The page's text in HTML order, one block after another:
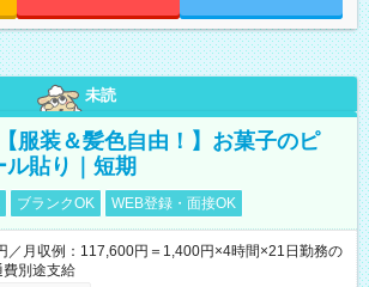
未読
服装＆髪色自由！】お菓子のピ
ル貼り｜短期
ブランクOK WEB登録・面接OK
／月収例：117,600円＝1,400円×4時間×21日勤務の
別途支給